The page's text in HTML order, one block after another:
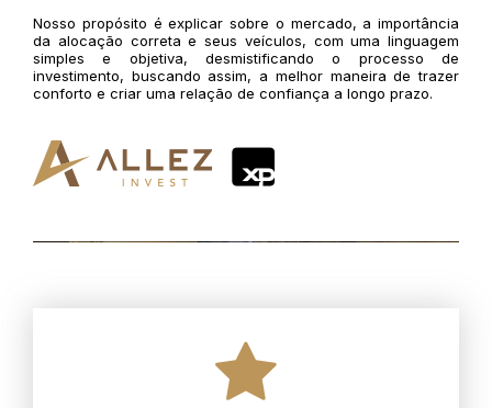
Nosso propósito é explicar sobre o mercado, a importância
da alocação correta e seus veículos, com uma linguagem
simples e objetiva, desmistificando o processo de
investimento, buscando assim, a melhor maneira de trazer
conforto e criar uma relação de confiança a longo prazo.